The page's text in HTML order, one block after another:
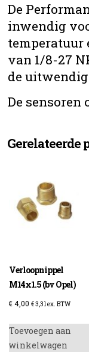
De
inwendig
temperatuur
van 1/8-27
de
De sensoren
Gerelateerde
Verloopnippel
M14x1.5 (bv Opel)
€4,00 €3,31ex. BTW
Toevoegen aan
winkelwagen